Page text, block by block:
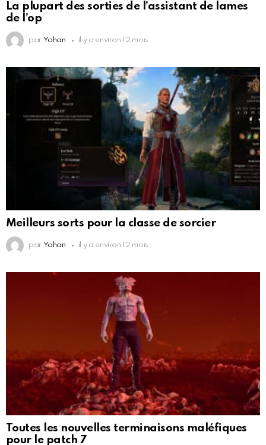
La plupart des sorties de l’assistant de lames
de l’op
par Yohan il y a environ 12 mois
Meilleurs sorts pour la classe de sorcier
par Yohan il y a environ 12 mois
Toutes les nouvelles terminaisons maléfiques
pour le patch 7